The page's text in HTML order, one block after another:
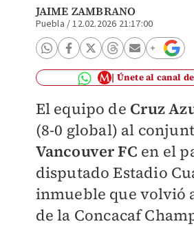
JAIME ZAMBRANO
Puebla /12.02.2026 21:17:00
Únete al canal
El equipo de Cruz
(8-0 global) al
Vancouver FC en el
disputado Estadio
inmueble que volvió
de la Concacaf